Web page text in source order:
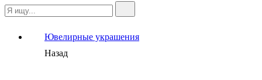
Ювелирные украшения
Назад